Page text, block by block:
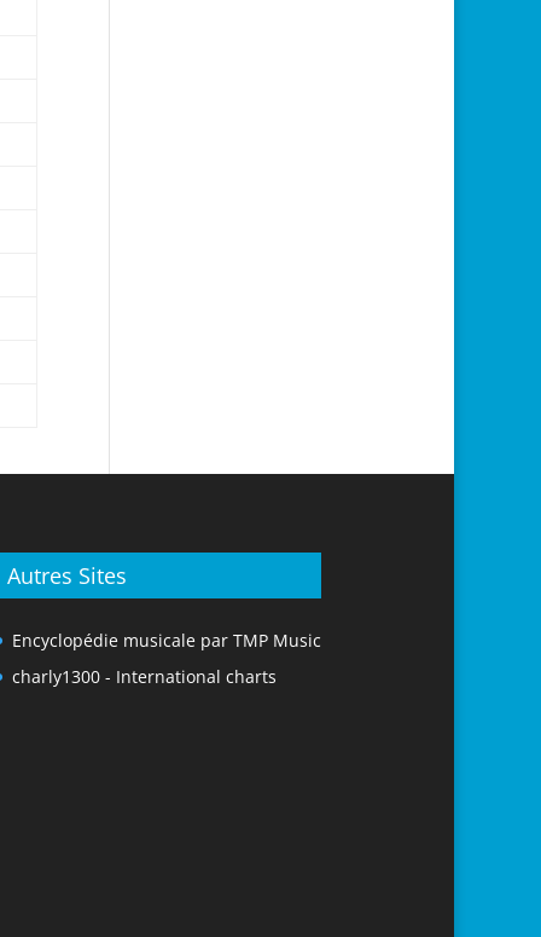
Autres Sites
Encyclopédie musicale par TMP Music
charly1300 - International charts